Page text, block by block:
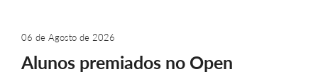
06 de Agosto de 2026
Alunos premiados no Open